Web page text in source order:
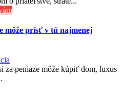
môže prísť v tú najmenej
za peniaze môže kúpiť dom, luxus